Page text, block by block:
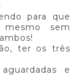
para que
sem
ter os três
e